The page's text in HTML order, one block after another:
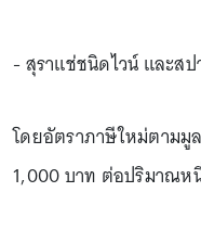
- สุราแช่ชนิดไวน์ และส
โดยอัตราภาษีใหม่ตาม
1,000 บาท ต่อปริมาณ